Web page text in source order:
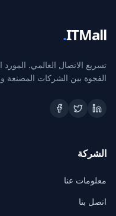
ITMall
.
تسريع الاتصال العالمي.
الفجوة بين الشركات المصنعة
الشركة
معلومات عنا
اتصل بنا